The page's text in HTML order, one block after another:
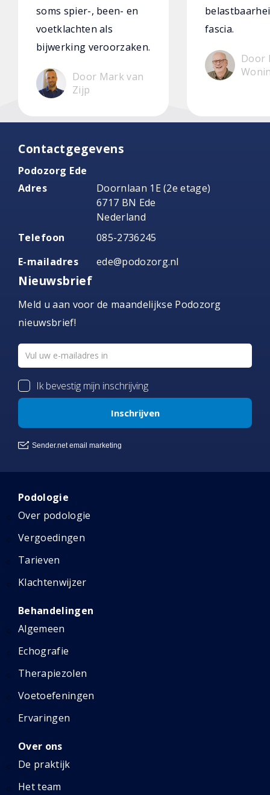
soms spier-, been- en
voetklachten als
bijwerking veroorzaken.
Door Mark van
Zijp
fascia.
Door
Contactgegevens
Podozorg Ede
Adres
Doornlaan 1E (2e etage)
6717 BN Ede
Nederland
Telefoon
085-2736245
E-mailadres
ede@podozorg.nl
Nieuwsbrief
Meld u aan voor de maandelijkse Podozorg
nieuwsbrief!
Podologie
Over podologie
Vergoedingen
Tarieven
Klachtenwijzer
Behandelingen
Algemeen
Echografie
Therapiezolen
Voetoefeningen
Ervaringen
Over ons
De praktijk
Het team